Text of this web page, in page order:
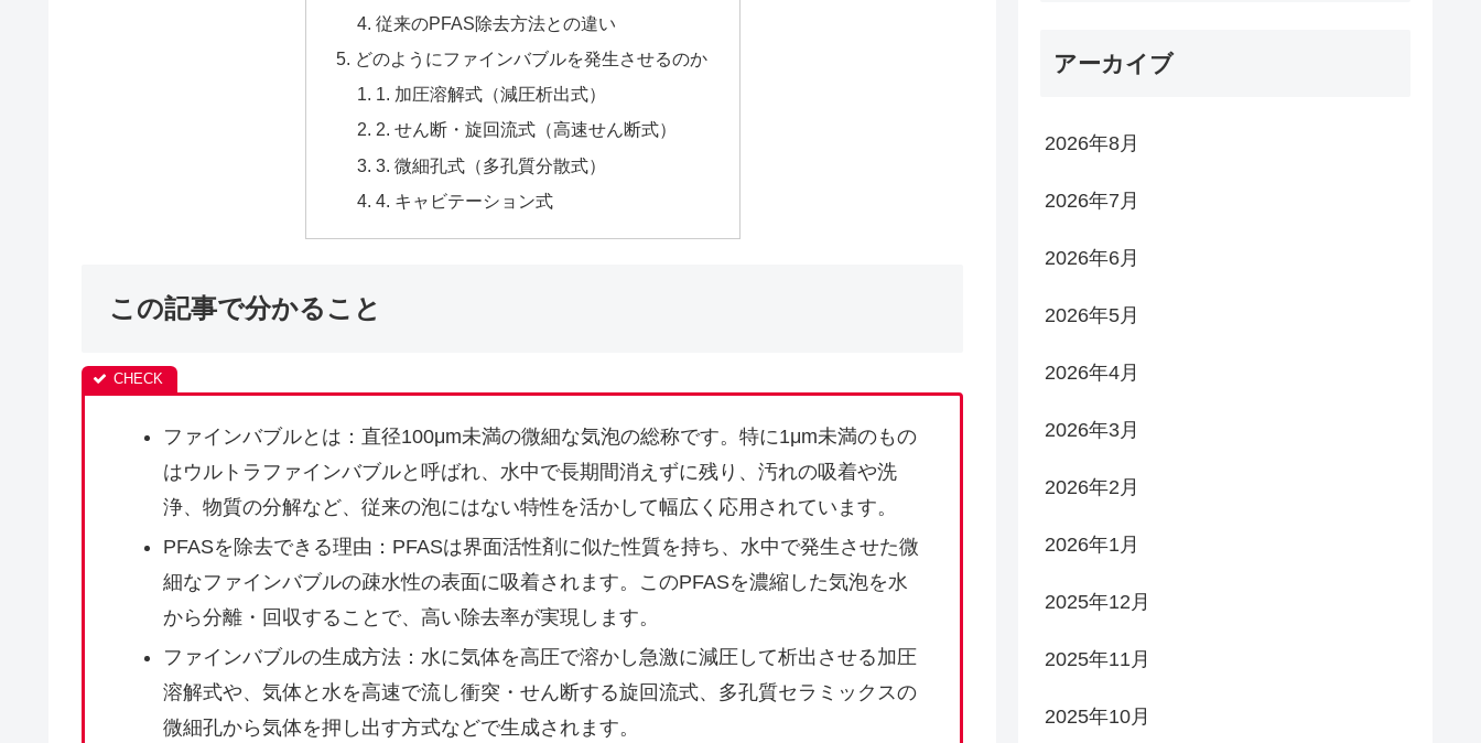
従来のPFAS除去方法との違い
どのようにファインバブルを発生させるのか
1. 加圧溶解式（減圧析出式）
2. せん断・旋回流式（高速せん断式）
3. 微細孔式（多孔質分散式）
4. キャビテーション式
この記事で分かること
ファインバブルとは：直径100μm未満の微細な気泡の総称です。特に1μm未満のもの
はウルトラファインバブルと呼ばれ、水中で長期間消えずに残り、汚れの吸着や洗
浄、物質の分解など、従来の泡にはない特性を活かして幅広く応用されています。
PFASを除去できる理由：PFASは界面活性剤に似た性質を持ち、水中で発生させた微
細なファインバブルの疎水性の表面に吸着されます。このPFASを濃縮した気泡を水
から分離・回収することで、高い除去率が実現します。
ファインバブルの生成方法：水に気体を高圧で溶かし急激に減圧して析出させる加圧
溶解式や、気体と水を高速で流し衝突・せん断する旋回流式、多孔質セラミックスの
微細孔から気体を押し出す方式などで生成されます。
アーカイブ
2026年8月
2026年7月
2026年6月
2026年5月
2026年4月
2026年3月
2026年2月
2026年1月
2025年12月
2025年11月
2025年10月